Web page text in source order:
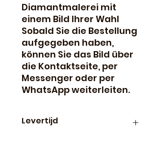
Diamantmalerei mit
einem Bild Ihrer Wahl
Sobald Sie die Bestellung
aufgegeben haben,
können Sie das Bild über
die Kontaktseite, per
Messenger oder per
WhatsApp weiterleiten.
Levertijd